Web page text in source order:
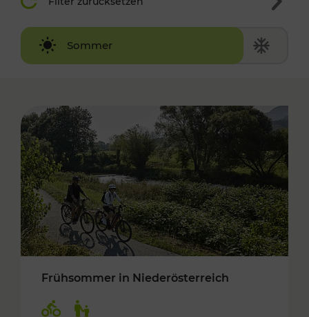
Sommer
Winter
Frühsommer in Niederösterreich